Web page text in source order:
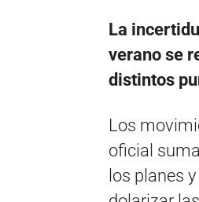
La
verano se
distintos
Los
oficial
los planes